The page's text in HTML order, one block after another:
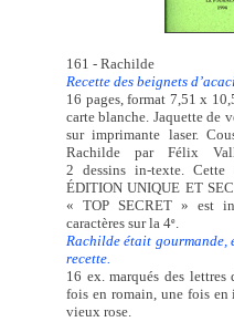
161 - Rachilde
Recette des beignets
16 pages, format 7,51 x
carte blanche. Jaquette de
sur imprimante laser.
Rachilde par Félix
2 dessins in-texte.
ÉDITION UNIQUE ET
« TOP SECRET » est
caractères sur la 4e.
Rachilde était gourmande,
recette.
16 ex. marqués des lettres
fois en romain, une fois
vieux rose.